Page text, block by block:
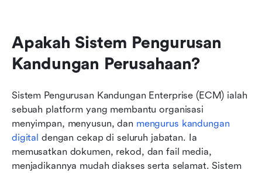
Apakah Sistem Pengurusan
Kandungan Perusahaan?
Sistem Pengurusan Kandungan Enterprise (ECM) ialah
sebuah platform yang membantu organisasi
menyimpan, menyusun, dan mengurus kandungan
digital dengan cekap di seluruh jabatan. Ia
memusatkan dokumen, rekod, dan fail media,
menjadikannya mudah diakses serta selamat. Sistem